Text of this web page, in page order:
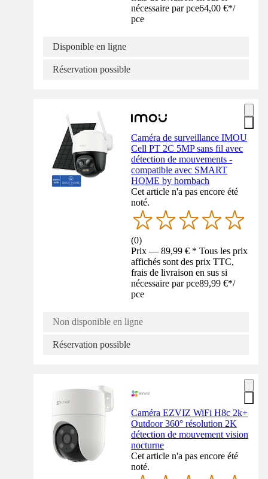
nécessaire par pce64,00 €*/
pce
Disponible en ligne
Réservation possible
Caméra de surveillance IMOU
Cell PT 2C 5MP sans fil avec
détection de mouvements -
compatible avec SMART
HOME by hornbach
Cet article n'a pas encore été
noté.
(0)
Prix — 89,99 € * Tous les prix
affichés sont des prix TTC,
frais de livraison en sus si
nécessaire par pce89,99 €*/
pce
Non disponible en ligne
Réservation possible
Caméra EZVIZ WiFi H8c 2k+
Outdoor 360° résolution 2K
détection de mouvement vision
nocturne
Cet article n'a pas encore été
noté.